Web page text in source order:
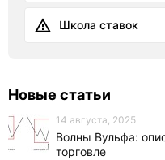
Школа ставок
Новые статьи
14 августа, 2025
Волны Вульфа:
торговле